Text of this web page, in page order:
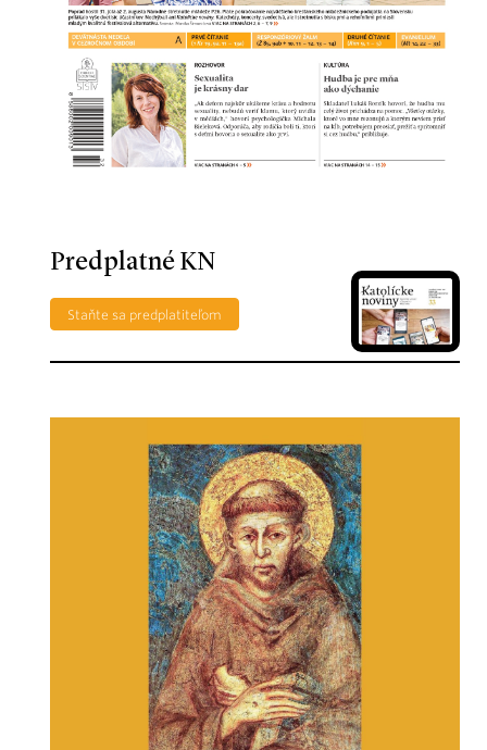
Predplatné KN
Staňte sa predplatiteľom